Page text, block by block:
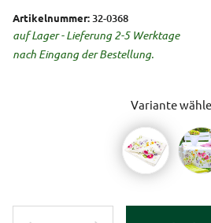
Artikelnummer: 32-0368
auf Lager - Lieferung 2-5 Werktage
nach Eingang der Bestellung.
Variante